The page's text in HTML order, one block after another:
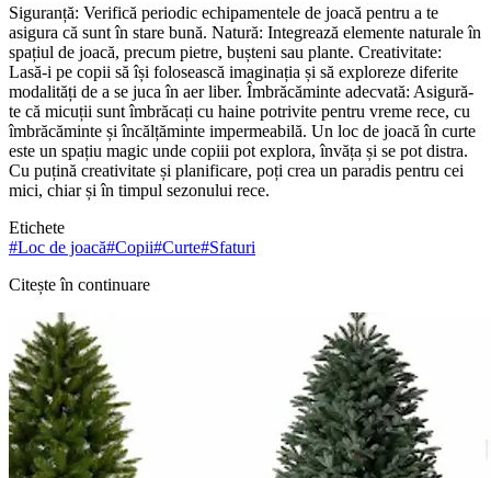
Siguranță: Verifică periodic echipamentele de joacă pentru a te
asigura că sunt în stare bună. Natură: Integrează elemente naturale în
spațiul de joacă, precum pietre, bușteni sau plante. Creativitate:
Lasă-i pe copii să își folosească imaginația și să exploreze diferite
modalități de a se juca în aer liber. Îmbrăcăminte adecvată: Asigură-
te că micuții sunt îmbrăcați cu haine potrivite pentru vreme rece, cu
îmbrăcăminte și încălțăminte impermeabilă. Un loc de joacă în curte
este un spațiu magic unde copiii pot explora, învăța și se pot distra.
Cu puțină creativitate și planificare, poți crea un paradis pentru cei
mici, chiar și în timpul sezonului rece.
Etichete
#Loc de joacă#Copii#Curte#Sfaturi
Citește în continuare